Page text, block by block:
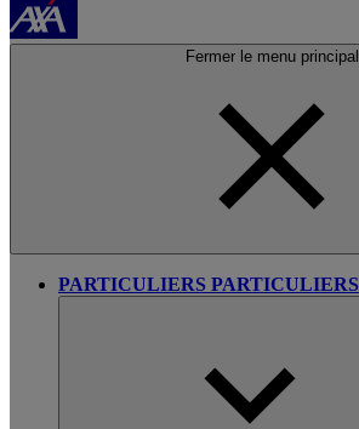
Fermer le menu principal
PARTICULIERS PARTICULIERS